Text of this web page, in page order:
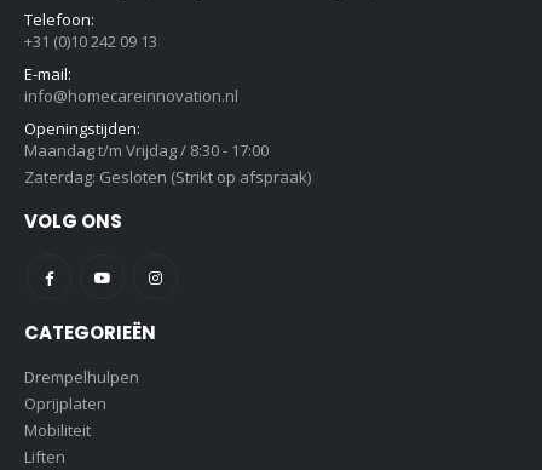
Telefoon:
+31 (0)10 242 09 13
E-mail:
info@homecareinnovation.nl
Openingstijden:
Maandag t/m Vrijdag / 8:30 - 17:00
Zaterdag: Gesloten (Strikt op afspraak)
VOLG ONS
CATEGORIEËN
Drempelhulpen
Oprijplaten
Mobiliteit
Liften